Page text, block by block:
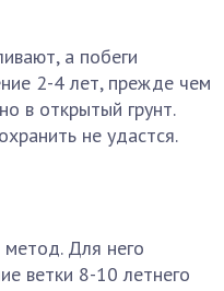
а побеги
2-4 лет, прежде чем
в открытый грунт.
не удастся.
Для него
ветки 8-10 летнего